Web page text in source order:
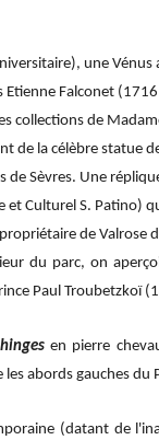
une
Etienne Falconet
de
de la célèbre statue
Sèvres. Une
Culturel S. Patino)
de Valrose
du parc, on
Paul Troubetzkoï
en pierre
abords gauches du
(datant de